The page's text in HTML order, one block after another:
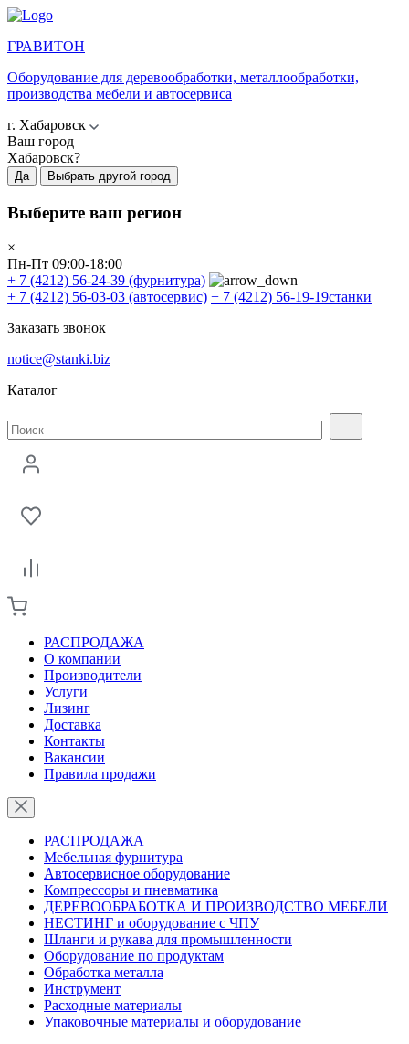
ГРАВИТОН
Оборудование для деревообработки, металлообработки,
производства мебели и автосервиса
г. Хабаровск
Ваш город
Хабаровск?
Да Выбрать другой город
Выберите ваш регион
×
Пн-Пт 09:00-18:00
+ 7 (4212) 56-24-39 (фурнитура)
+ 7 (4212) 56-03-03 (автосервис) + 7 (4212) 56-19-19станки
Заказать звонок
notice@stanki.biz
Каталог
РАСПРОДАЖА
О компании
Производители
Услуги
Лизинг
Доставка
Контакты
Вакансии
Правила продажи
РАСПРОДАЖА
Мебельная фурнитура
Автосервисное оборудование
Компрессоры и пневматика
ДЕРЕВООБРАБОТКА И ПРОИЗВОДСТВО МЕБЕЛИ
НЕСТИНГ и оборудование с ЧПУ
Шланги и рукава для промышленности
Оборудование по продуктам
Обработка металла
Инструмент
Расходные материалы
Упаковочные материалы и оборудование